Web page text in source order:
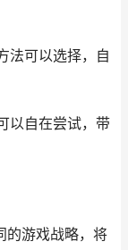
法可以选择，自
以自在尝试，带
的游戏战略，将